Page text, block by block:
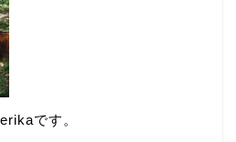
です。